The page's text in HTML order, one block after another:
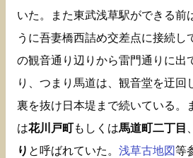
いた。また東武浅草駅ができる前
うに吾妻橋西詰め交差点に接続し
の観音通り辺りから雷門通りに出
り、つまり馬道は、観音堂を迂回
裏を抜け日本堤まで続いている。
は花川戸町もしくは馬道町二丁目
り と呼ばれていた。 浅草古地図等